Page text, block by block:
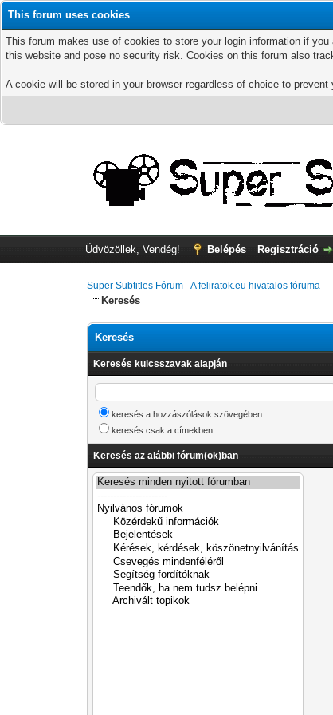
This forum uses cookies
This forum makes use of cookies to store your login information if
this website and pose no security risk. Cookies on this forum also
A cookie will be stored in your browser regardless of choice to
Üdvözöllek, Vendég! Belépés Regisztráció
Super Subtitles Fórum - A feliratok.eu hivatalos fóruma
Keresés
Keresés
Keresés kulcsszavak alapján
keresés a hozzászólások szövegében
keresés csak a címekben
Keresés az alábbi fórum(ok)ban